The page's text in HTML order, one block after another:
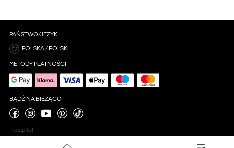
PAŃSTWO/JĘZYK
POLSKA / POLSKI
METODY PŁATNOŚCI
BĄDŹ NA BIEŻĄCO
Trustpilot